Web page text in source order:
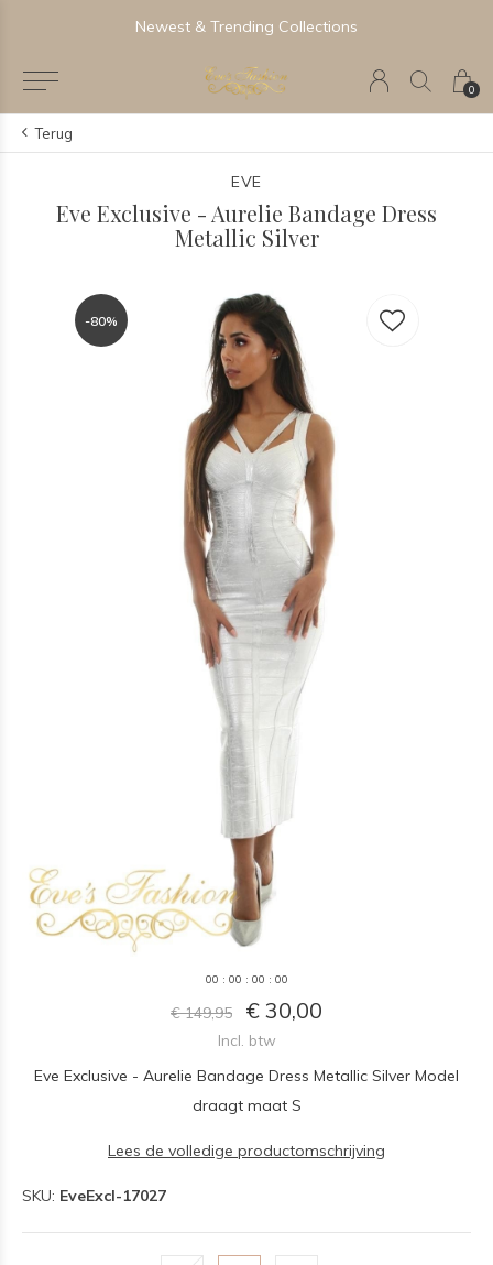
0
Newest & Trending Collections
Terug
EVE
Eve Exclusive - Aurelie Bandage Dress
Metallic Silver
-80%
00 : 00 : 00 : 00
€ 149,95 € 30,00
Incl. btw
Eve Exclusive - Aurelie Bandage Dress Metallic Silver Model
draagt maat S
Lees de volledige productomschrijving
SKU: EveExcl-17027